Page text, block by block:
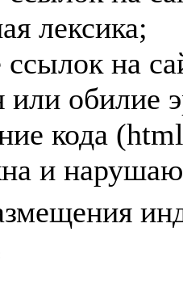
лексика;
ссылок на
или обилие
кода
и